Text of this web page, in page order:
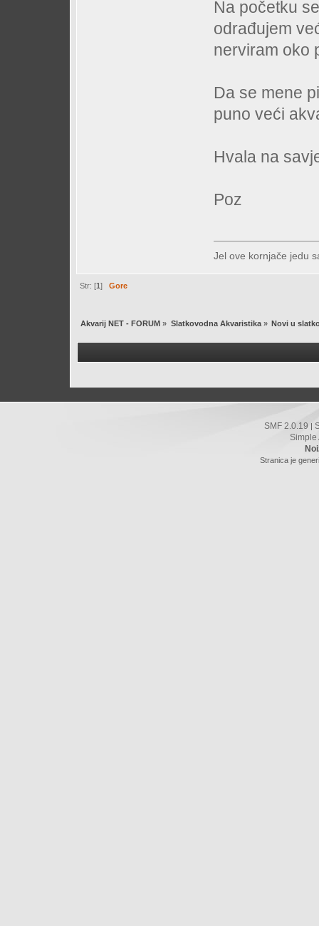
Na početku
odrađujem
nerviram oko
Da se mene
puno veći
Hvala na
Poz
Jel ove kornjače jedu
Str: [1]Gore
Akvarij NET - FORUM » Slatkovodna Akvaristika» Novi u
SMF 2.0.19
Simple
Stranica je